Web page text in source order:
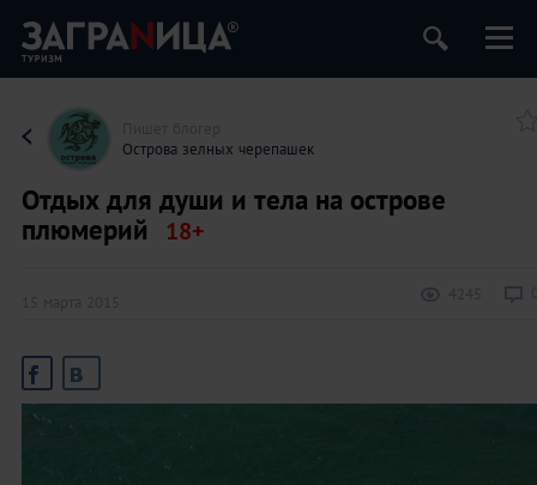
Острова зелных черепашек
Отдых для души и тела на острове
плюмерий